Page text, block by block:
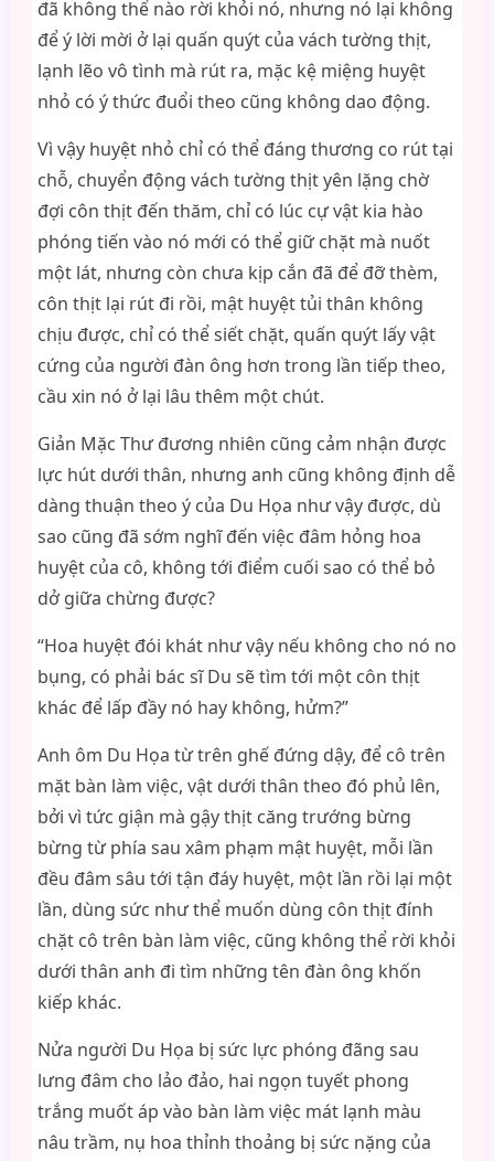
đã không thể nào rời khỏi nó, nhưng nó lại không
để ý lời mời ở lại quấn quýt của vách tường thịt,
lạnh lẽo vô tình mà rút ra, mặc kệ miệng huyệt
nhỏ có ý thức đuổi theo cũng không dao động.
Vì vậy huyệt nhỏ chỉ có thể đáng thương co rút tại
chỗ, chuyển động vách tường thịt yên lặng chờ
đợi côn thịt đến thăm, chỉ có lúc cự vật kia hào
phóng tiến vào nó mới có thể giữ chặt mà nuốt
một lát, nhưng còn chưa kịp cắn đã để đỡ thèm,
côn thịt lại rút đi rồi, mật huyệt tủi thân không
chịu được, chỉ có thể siết chặt, quấn quýt lấy vật
cứng của người đàn ông hơn trong lần tiếp theo,
cầu xin nó ở lại lâu thêm một chút.
Giản Mặc Thư đương nhiên cũng cảm nhận được
lực hút dưới thân, nhưng anh cũng không định dễ
dàng thuận theo ý của Du Họa như vậy được, dù
sao cũng đã sớm nghĩ đến việc đâm hỏng hoa
huyệt của cô, không tới điểm cuối sao có thể bỏ
dở giữa chừng được?
“Hoa huyệt đói khát như vậy nếu không cho nó no
bụng, có phải bác sĩ Du sẽ tìm tới một côn thịt
khác để lấp đầy nó hay không, hửm?”
Anh ôm Du Họa từ trên ghế đứng dậy, để cô trên
mặt bàn làm việc, vật dưới thân theo đó phủ lên,
bởi vì tức giận mà gậy thịt căng trướng bừng
bừng từ phía sau xâm phạm mật huyệt, mỗi lần
đều đâm sâu tới tận đáy huyệt, một lần rồi lại một
lần, dùng sức như thể muốn dùng côn thịt đính
chặt cô trên bàn làm việc, cũng không thể rời khỏi
dưới thân anh đi tìm những tên đàn ông khốn
kiếp khác.
Nửa người Du Họa bị sức lực phóng đãng sau
lưng đâm cho lảo đảo, hai ngọn tuyết phong
trắng muốt áp vào bàn làm việc mát lạnh màu
nâu trầm, nụ hoa thỉnh thoảng bị sức nặng của